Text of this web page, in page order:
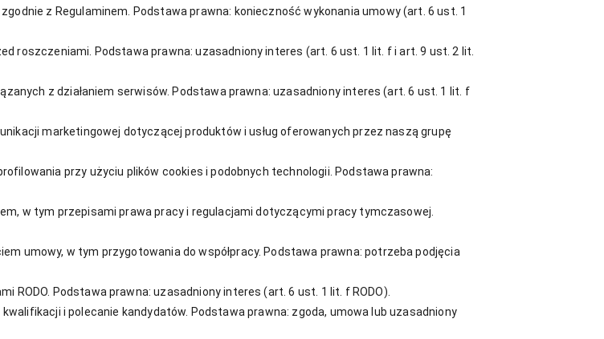
z Regulaminem. Podstawa prawna: konieczność wykonania umowy (art. 6 ust. 1
roszczeniami. Podstawa prawna: uzasadniony interes (art. 6 ust. 1 lit. f i art. 9 ust. 2 lit.
z działaniem serwisów. Podstawa prawna: uzasadniony interes (art. 6 ust. 1 lit. f
marketingowej dotyczącej produktów i usług oferowanych przez naszą grupę
przy użyciu plików cookies i podobnych technologii. Podstawa prawna:
w tym przepisami prawa pracy i regulacjami dotyczącymi pracy tymczasowej.
umowy, w tym przygotowania do współpracy. Podstawa prawna: potrzeba podjęcia
RODO. Podstawa prawna: uzasadniony interes (art. 6 ust. 1 lit. f RODO).
i polecanie kandydatów. Podstawa prawna: zgoda, umowa lub uzasadniony